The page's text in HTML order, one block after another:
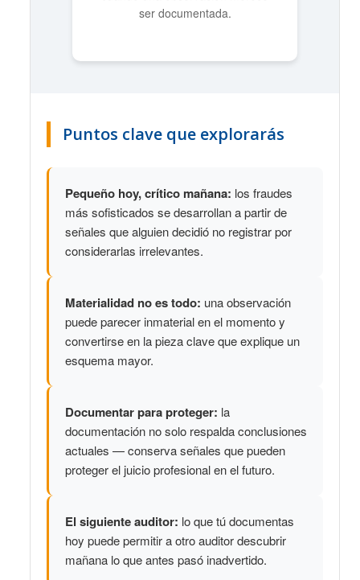
ser documentada.
Puntos clave que explorarás
Pequeño hoy, crítico mañana: los fraudes
más sofisticados se desarrollan a partir de
señales que alguien decidió no registrar por
considerarlas irrelevantes.
Materialidad no es todo: una observación
puede parecer inmaterial en el momento y
convertirse en la pieza clave que explique un
esquema mayor.
Documentar para proteger: la
documentación no solo respalda conclusiones
actuales — conserva señales que pueden
proteger el juicio profesional en el futuro.
El siguiente auditor: lo que tú documentas
hoy puede permitir a otro auditor descubrir
mañana lo que antes pasó inadvertido.